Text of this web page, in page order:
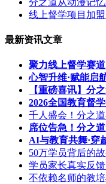
线上督学项目加
最新资讯文章
聚力线上督学赛
心智升维·赋能启
【重磅喜讯】分
2026全国教育督
千人盛会！分之
席位告急！分之
AI与教育共舞·穿
50万学员背后的
学员家长真实反
不依赖名师的教